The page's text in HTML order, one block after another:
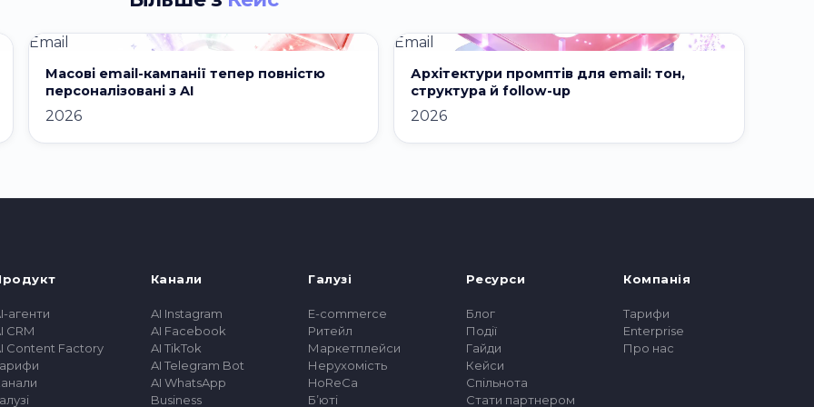
Email
Масові email-кампанії тепер повністю
персоналізовані з AI
2026
Email
Архітектури промптів для email: тон,
структура й follow-up
2026
агенти
CRM
Content Factory
Канали
AI Instagram
AI Facebook
AI TikTok
AI Telegram Bot
AI WhatsApp
Business
Галузі
E-commerce
Ритейл
Маркетплейси
Нерухомість
HoReCa
Бʼюті
Ресурси
Блог
Події
Гайди
Кейси
Спільнота
Стати партнером
Компанія
Тарифи
Enterprise
Про нас